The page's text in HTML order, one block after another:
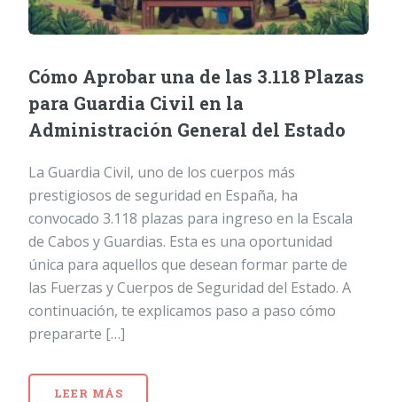
Cómo Aprobar una de las 3.118 Plazas
para Guardia Civil en la
Administración General del Estado
La Guardia Civil, uno de los cuerpos más
prestigiosos de seguridad en España, ha
convocado 3.118 plazas para ingreso en la Escala
de Cabos y Guardias. Esta es una oportunidad
única para aquellos que desean formar parte de
las Fuerzas y Cuerpos de Seguridad del Estado. A
continuación, te explicamos paso a paso cómo
prepararte […]
LEER MÁS